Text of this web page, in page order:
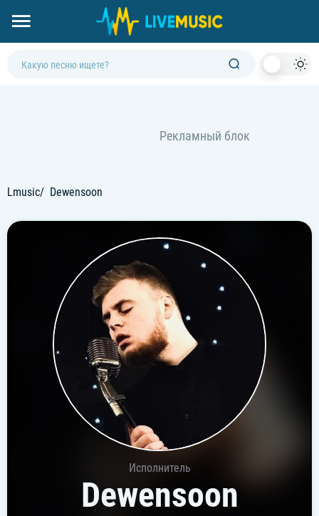
Lmusic Dewensoon
Исполнитель
Dewensoon